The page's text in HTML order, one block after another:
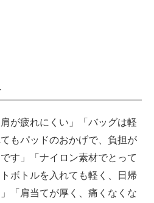
が疲れにくい」「バッグは軽
もパッドのおかげで、負担が
す」「ナイロン素材でとって
ボトルを入れても軽く、日帰
「肩当てが厚く、痛くなくな